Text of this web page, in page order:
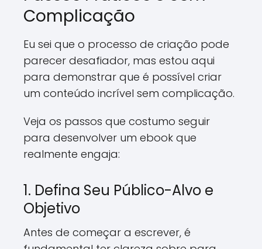
Complicação
Eu sei que o processo de criação pode
parecer desafiador, mas estou aqui
para demonstrar que é possível criar
um conteúdo incrível sem complicação.
Veja os passos que costumo seguir
para desenvolver um ebook que
realmente engaja:
1. Defina Seu Público-Alvo e
Objetivo
Antes de começar a escrever, é